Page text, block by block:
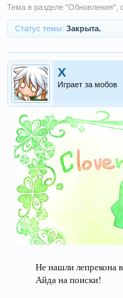
Тема в разделе "Обновления",
Статус темы: Закрыта.
X
Играет за мобов
Не нашли лепрекона
Айда на поиски!